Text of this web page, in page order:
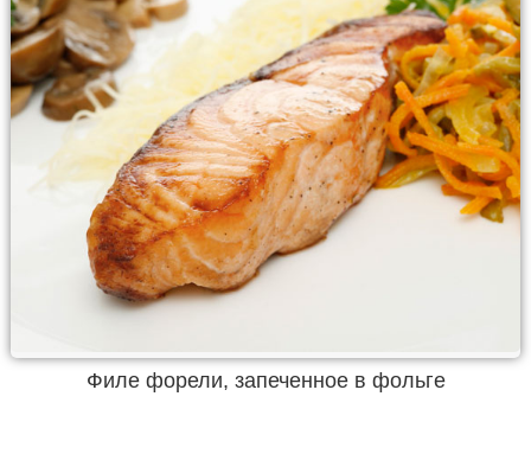
Филе форели, запеченное в фольге